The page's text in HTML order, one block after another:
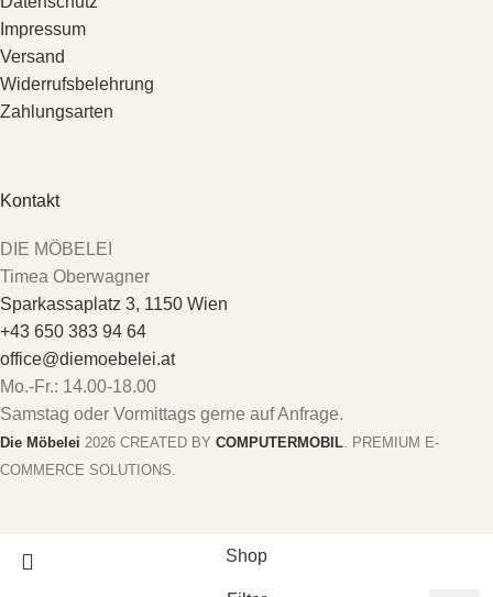
Impressum
Versand
Widerrufsbelehrung
Zahlungsarten
Kontakt
DIE MÖBELEI
Timea Oberwagner
Sparkassaplatz 3, 1150 Wien
+43 650 383 94 64
office@diemoebelei.at
Mo.-Fr.: 14.00-18.00
Samstag oder Vormittags gerne auf Anfrage.
Die Möbelei 2026 CREATED BY COMPUTERMOBIL . PREMIUM E-
COMMERCE SOLUTIONS.
Shop